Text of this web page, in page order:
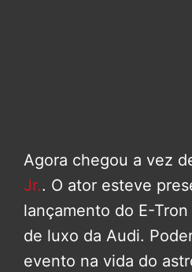
Agora chegou a vez
Jr.. O ator esteve
lançamento do E-
de luxo da Audi.
evento na vida do